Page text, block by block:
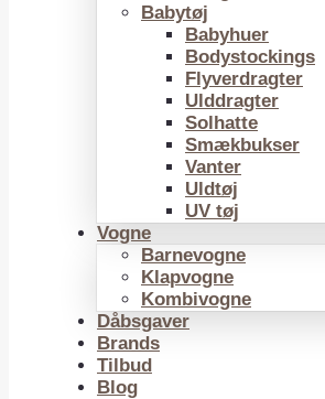
Babytøj
Babyhuer
Bodystockings
Flyverdragter
Ulddragter
Solhatte
Smækbukser
Vanter
Uldtøj
UV tøj
Vogne
Barnevogne
Klapvogne
Kombivogne
Dåbsgaver
Brands
Tilbud
Blog